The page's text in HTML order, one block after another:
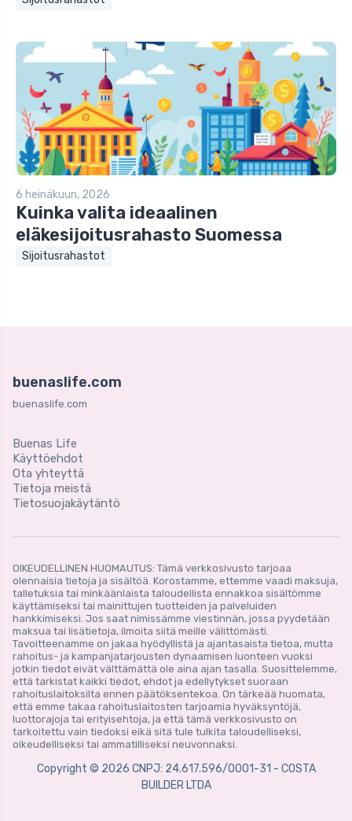
6 heinäkuun, 2026
Kuinka valita ideaalinen
eläkesijoitusrahasto Suomessa
Sijoitusrahastot
buenaslife.com
buenaslife.com
Buenas Life
Käyttöehdot
Ota yhteyttä
Tietoja meistä
Tietosuojakäytäntö
OIKEUDELLINEN HUOMAUTUS: Tämä verkkosivusto tarjoaa
olennaisia ​​tietoja ja sisältöä. Korostamme, ettemme vaadi maksuja,
talletuksia tai minkäänlaista taloudellista ennakkoa sisältömme
käyttämiseksi tai mainittujen tuotteiden ja palveluiden
hankkimiseksi. Jos saat nimissämme viestinnän, jossa pyydetään
maksua tai lisätietoja, ilmoita siitä meille välittömästi.
Tavoitteenamme on jakaa hyödyllistä ja ajantasaista tietoa, mutta
rahoitus- ja kampanjatarjousten dynaamisen luonteen vuoksi
jotkin tiedot eivät välttämättä ole aina ajan tasalla. Suosittelemme,
että tarkistat kaikki tiedot, ehdot ja edellytykset suoraan
rahoituslaitoksilta ennen päätöksentekoa. On tärkeää huomata,
että emme takaa rahoituslaitosten tarjoamia hyväksyntöjä,
luottorajoja tai erityisehtoja, ja että tämä verkkosivusto on
tarkoitettu vain tiedoksi eikä sitä tule tulkita taloudelliseksi,
oikeudelliseksi tai ammatilliseksi neuvonnaksi.
Copyright © 2026 CNPJ: 24.617.596/0001-31 - COSTA
BUILDER LTDA